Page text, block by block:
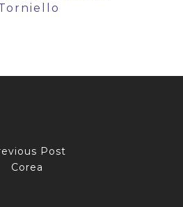
Post
Corea